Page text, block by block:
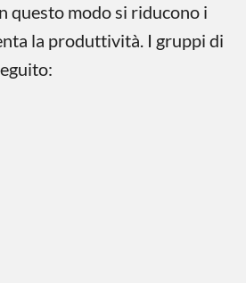
questo modo si riducono i
la produttività. I gruppi di